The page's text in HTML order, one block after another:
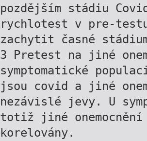
pozdějším stádiu
rychlotest v pre-testu
zachytit časné
3 Pretest na jiné
symptomatické
jsou covid a jiné
nezávislé jevy. U
totiž jiné
korelovány.